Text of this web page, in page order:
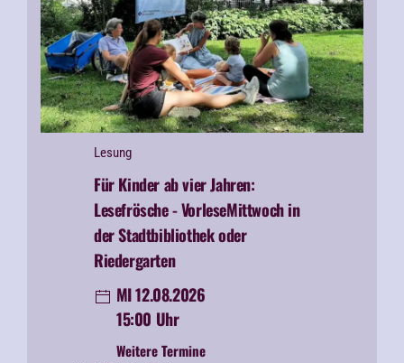
Lesung
Für Kinder ab vier Jahren:
Lesefrösche -VorleseMittwoch in
der Stadtbibliothek oder
Riedergarten
MI 12.08.2026
15:00 Uhr
Weitere Termine